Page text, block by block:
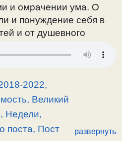
и омрачении ума. О
и понуждение себя в
и от душевного
Правильное
греха, которого не
экзорцистов. О смысле
понятие о нем.
поста. Евангелие от
беса и исцелении
2022,
, Великий
, Недели,
поста, Пост развернуть